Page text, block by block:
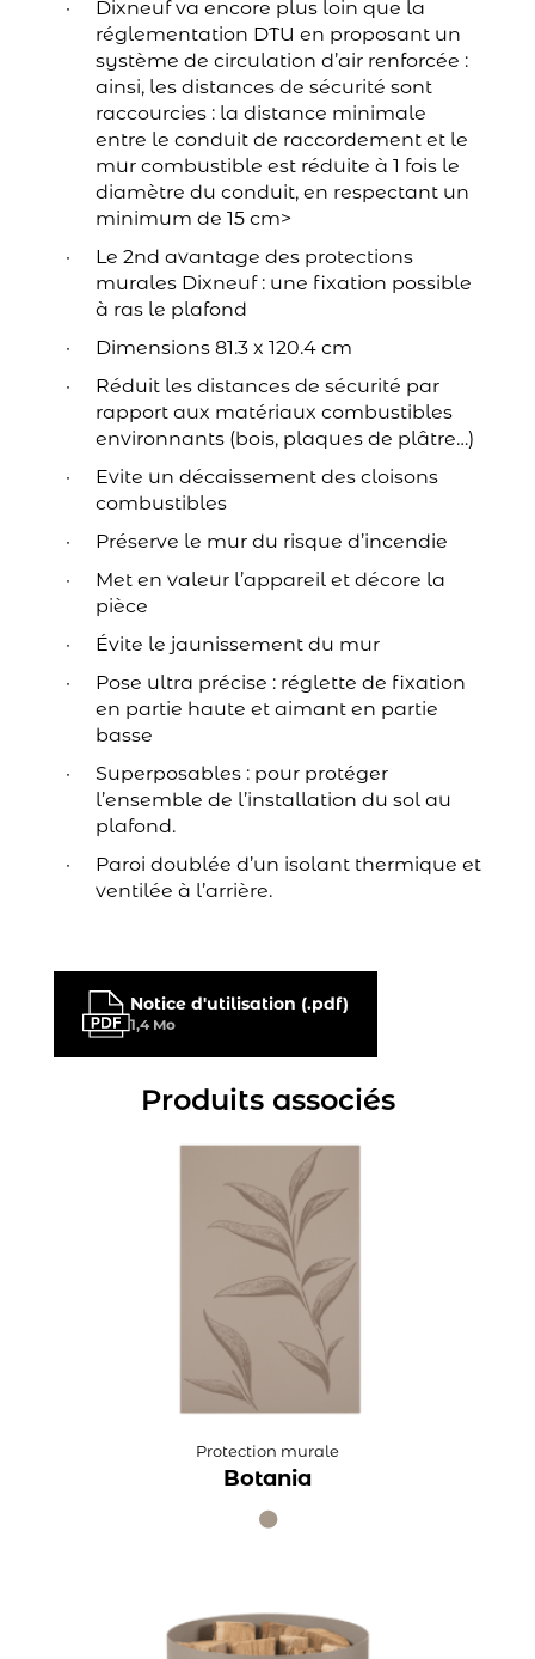
Dixneuf va encore plus loin que la
réglementation DTU en proposant un
système de circulation d’air renforcée :
ainsi, les distances de sécurité sont
raccourcies : la distance minimale
entre le conduit de raccordement et le
mur combustible est réduite à 1 fois le
diamètre du conduit, en respectant un
minimum de 15 cm>
Le 2nd avantage des protections
murales Dixneuf : une fixation possible
à ras le plafond
Dimensions 81.3 x 120.4 cm
Réduit les distances de sécurité par
rapport aux matériaux combustibles
environnants (bois, plaques de plâtre…)
Evite un décaissement des cloisons
combustibles
Préserve le mur du risque d’incendie
Met en valeur l’appareil et décore la
pièce
Évite le jaunissement du mur
Pose ultra précise : réglette de fixation
en partie haute et aimant en partie
basse
Superposables : pour protéger
l’ensemble de l’installation du sol au
plafond.
Paroi doublée d’un isolant thermique et
ventilée à l’arrière.
Notice d'utilisation (.pdf)
1,4 Mo
Produits associés
Protection murale
Botania